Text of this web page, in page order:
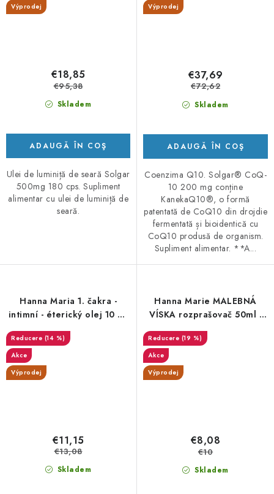
Výprodej
Skladem
€18,85
€95,38
ADAUGĂ ÎN COŞ
Ulei de luminiță de seară Solgar
500mg 180 cps. Supliment
alimentar cu ulei de luminiță de
seară.
Výprodej
Skladem
€37,69
€72,62
ADAUGĂ ÎN COŞ
Coenzima Q10. Solgar® CoQ-
10 200 mg conține
KanekaQ10®, o formă
patentată de CoQ10 din drojdie
fermentată și bioidentică cu
CoQ10 produsă de organism.
Supliment alimentar. **A...
Hanna Maria 1. čakra -
intimní - éterický olej 10 ml
(14 %)
Akce
Výprodej
Skladem
€11,15
€13,08
Hanna Marie MALEBNÁ
VÍSKA rozprašovač 50ml -
(19 %)
Akce
Výprodej
Skladem
€8,08
€10